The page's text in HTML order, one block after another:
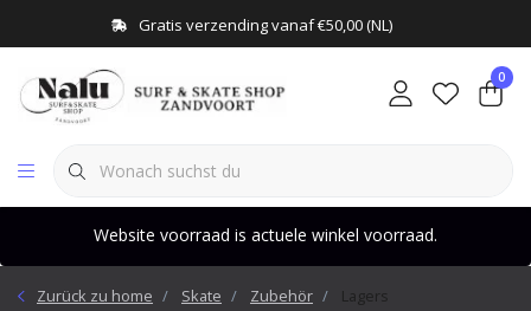
Gratis verzending vanaf €50,00 (NL)
0
Website voorraad is actuele winkel voorraad.
Zurück zu home Skate Zubehör Lagers